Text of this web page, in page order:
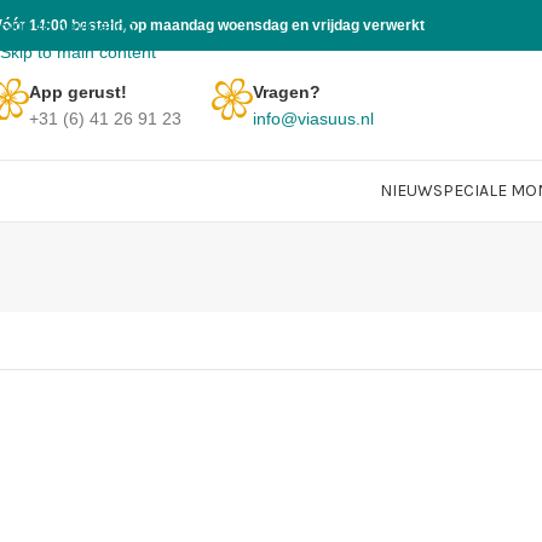
Skip to navigation
Skip to main content
14:00 besteld, op maandag woensdag en vrijdag verwerkt
App gerust!
+31 (6) 41 26 91 23
Vragen?
info@viasuus.nl
NIEUWSPECIALE